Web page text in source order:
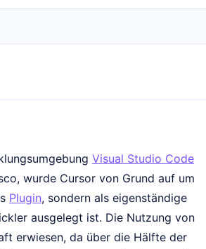
Visual Studio Code
wurde Cursor von Grund auf um
Plugin, sondern als eigenständige
ausgelegt ist. Die Nutzung von
erwiesen, da über die Hälfte der